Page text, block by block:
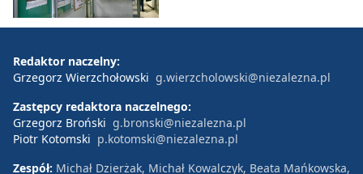
Redaktor naczelny:
Grzegorz Wierzchołowski g.wierzcholowski@niezalezna.pl
Zastępcy redaktora naczelnego:
Grzegorz Broński g.bronski@niezalezna.pl
Piotr Kotomski p.kotomski@niezalezna.pl
Zespół: Michał Dzierżak, Michał Kowalczyk, Beata Mańkowska,